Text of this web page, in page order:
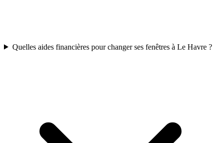
Quelles aides financières pour changer ses fenêtres à Le Havre ?